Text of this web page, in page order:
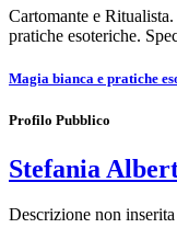
Cartomante e
pratiche esoteriche.
Magia bianca e pratiche
Profilo Pubblico
Stefania
Descrizione non